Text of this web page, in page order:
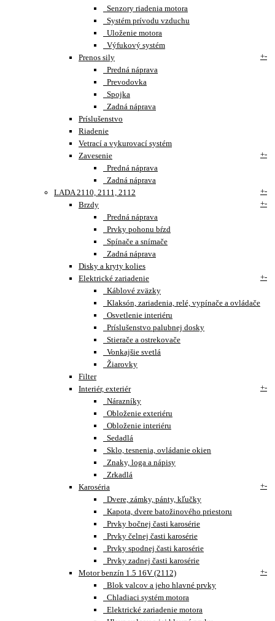
Senzory riadenia motora
Systém prívodu vzduchu
Uloženie motora
Výfukový systém
Prenos sily
+-
Predná náprava
Prevodovka
Spojka
Zadná náprava
Príslušenstvo
Riadenie
Vetrací a vykurovací systém
Zavesenie
+-
Predná náprava
Zadná náprava
LADA 2110, 2111, 2112
+-
Brzdy
+-
Predná náprava
Prvky pohonu bŕzd
Spínače a snímače
Zadná náprava
Disky a kryty kolies
Elektrické zariadenie
+-
Káblové zväzky
Klaksón, zariadenia, relé, vypínače a ovládače
Osvetlenie interiéru
Príslušenstvo palubnej dosky
Stierače a ostrekovače
Vonkajšie svetlá
Žiarovky
Filter
Interiér, exteriér
+-
Nárazníky
Obloženie exteriéru
Obloženie interiéru
Sedadlá
Sklo, tesnenia, ovládanie okien
Znaky, loga a nápisy
Zrkadlá
Karoséria
+-
Dvere, zámky, pánty, kľučky
Kapota, dvere batožinového priestoru
Prvky bočnej časti karosérie
Prvky čelnej časti karosérie
Prvky spodnej časti karosérie
Prvky zadnej časti karosérie
Motor benzín 1.5 16V (2112)
+-
Blok valcov a jeho hlavné prvky
Chladiaci systém motora
Elektrické zariadenie motora